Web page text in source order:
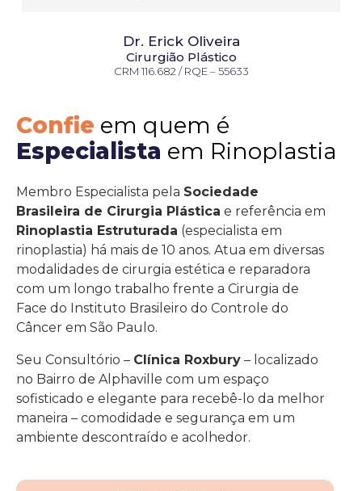
Dr. Erick Oliveira
Cirurgião Plástico
CRM 116.682 / RQE – 55633
Confie em quem é
Especialista em Rinoplastia
Membro Especialista pela Sociedade
Brasileira de Cirurgia Plástica e referência em
Rinoplastia Estruturada (especialista em
rinoplastia) há mais de 10 anos. Atua em diversas
modalidades de cirurgia estética e reparadora
com um longo trabalho frente a Cirurgia de
Face do Instituto Brasileiro do Controle do
Câncer em São Paulo.
Seu Consultório – Clínica Roxbury – localizado
no Bairro de Alphaville com um espaço
sofisticado e elegante para recebê-lo da melhor
maneira – comodidade e segurança em um
ambiente descontraído e acolhedor.